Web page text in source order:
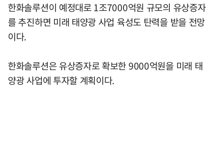
한화솔루션이 예정대로 1조7000억원 규모의 유상증자
를 추진하면 미래 태양광 사업 육성도 탄력을 받을 전망
이다.
한화솔루션은 유상증자로 확보한 9000억원을 미래 태
양광 사업에 투자할 계획이다.